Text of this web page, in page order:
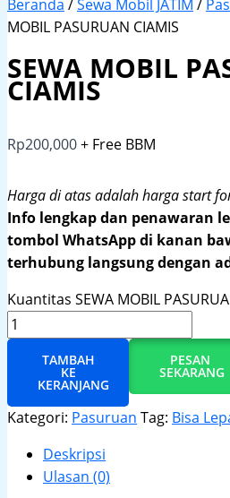
Beranda /Sewa Mobil JATIM /
MOBIL PASURUAN CIAMIS
SEWA MOBIL
CIAMIS
Rp200,000+ Free BBM
Harga di atas adalah harga start
Info lengkap dan penawaran
tombol WhatsApp di kanan
terhubung langsung dengan
Kuantitas SEWA MOBIL
TAMBAH
KE
KERANJANG
PESAN
SEKARANG
Kategori: Pasuruan Tag: Bisa
Deskripsi
Ulasan (0)